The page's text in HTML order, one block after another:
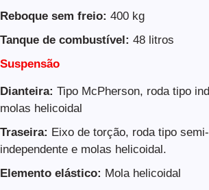
Reboque sem freio: 400 kg
Tanque de combustível: 48 litros
Suspensão
Dianteira: Tipo McPherson, roda tipo
molas helicoidal
Traseira: Eixo de torção, roda tipo semi-
independente e molas helicoidal.
Elemento elástico: Mola helicoidal